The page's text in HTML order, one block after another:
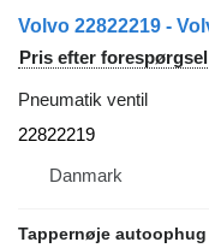
Pris efter forespørgsel
Pneumatik ventil
22822219
Danmark
Tappernøje autoophug